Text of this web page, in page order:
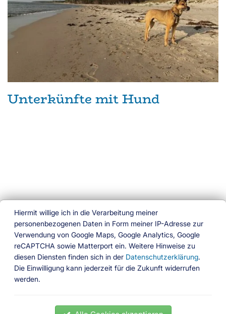
Hiermit willige ich in die Verarbeitung meiner
personenbezogenen Daten in Form meiner IP-Adresse zur
Verwendung von Google Maps, Google Analytics, Google
reCAPTCHA sowie Matterport ein. Weitere Hinweise zu
diesen Diensten finden sich in der Datenschutzerklärung.
Die Einwilligung kann jederzeit für die Zukunft widerrufen
werden.
Unterkünfte mit Hund
Ferien am Wasser
Das besondere Buchungsportal
Ferienhäuser Ferienwohnungen Hausboote